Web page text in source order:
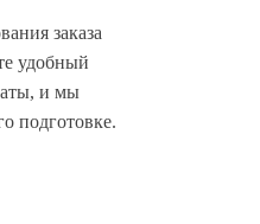
заказа
удобный
и мы
подготовке.